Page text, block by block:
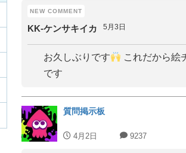
KK‐ケンサキイカ 5月3日
お久しぶりです
これだから絵
です
質問掲示板
4月2日 9237